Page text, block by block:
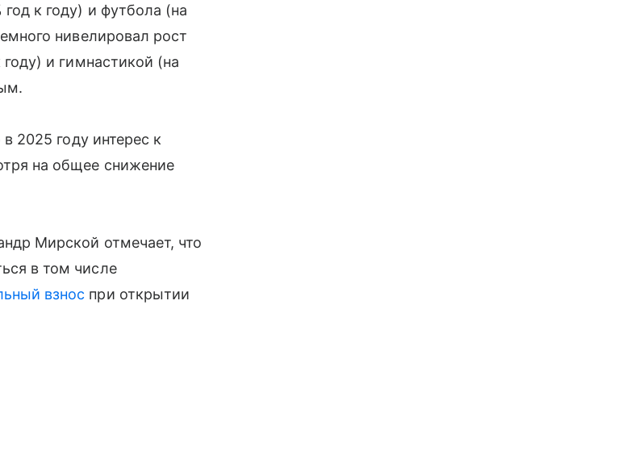
к году) и футбола (на
нивелировал рост
и гимнастикой (на
2025 году интерес к
на общее снижение
Мирской отмечает, что
в том числе
взнос при открытии